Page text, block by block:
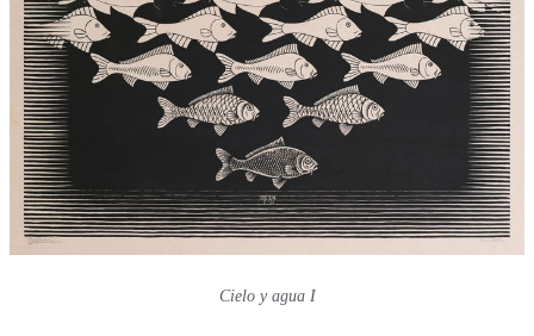
Cielo y agua I